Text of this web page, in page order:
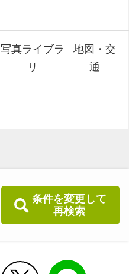
条件を変更して
再検索
写真ライブラ
リ
地図・交
通